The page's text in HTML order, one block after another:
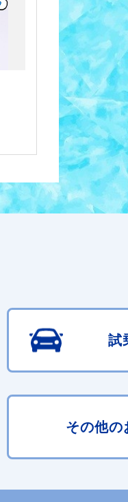
試
その他の